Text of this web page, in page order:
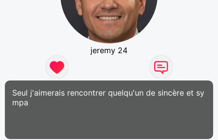
jeremy 24
Seul j'aimerais rencontrer quelqu'un de sincère et sy
mpa